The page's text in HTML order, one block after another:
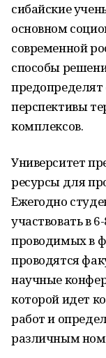
сибайские
основном
современной
способы
перспективы
комплексов.
Университет
ресурсы для
Ежегодно
участвовать в
проводимых в
проводятся
научные
которой идет
работ и
различным